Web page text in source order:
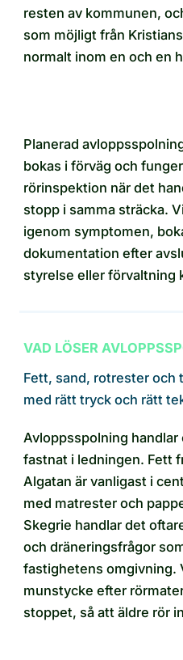
resten av kommunen,
som möjligt från
normalt inom en och en
Planerad
bokas i förväg och
rörinspektion när det
stopp i samma sträcka.
igenom symptomen,
dokumentation efter
styrelse eller förvaltning
VAD LÖSER
Fett, sand, rotrester och
med rätt tryck och rätt
Avloppsspolning
fastnat i ledningen. Fett
Algatan är vanligast i
med matrester och
Skegrie handlar det
och dräneringsfrågor
fastighetens omgivning.
munstycke efter
stoppet, så att äldre rör